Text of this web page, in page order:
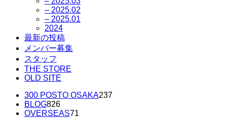
– 2025.02
– 2025.01
2024
最新の投稿
メンバー募集
スタッフ
THE STORE
OLD SITE
300 POSTO OSAKA237
BLOG826
OVERSEAS71